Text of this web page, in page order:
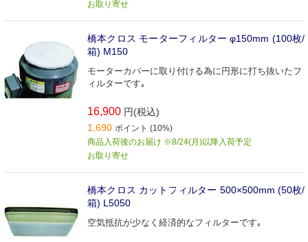
お取り寄せ
橋本クロス モーターフィルター φ150mm (100枚/
箱) M150
モーターカバーに取り付ける為に円形に打ち抜いたフ
ィルターです｡
16,900 円(税込)
1,690 ポイント (10%)
商品入荷後のお届け ※8/24(月)以降入荷予定
お取り寄せ
橋本クロス カットフィルター 500×500mm (50枚/
箱) L5050
空気抵抗が少なく経済的なフィルターです｡